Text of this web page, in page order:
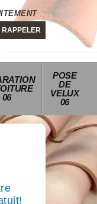
06
POSE
DE
VELUX
06